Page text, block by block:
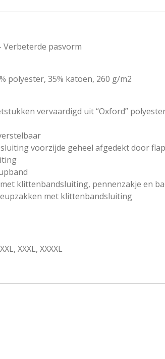
Verbeterde pasvorm
polyester, 35% katoen, 260 g/m2
vervaardigd uit “Oxford”
voorzijde geheel afgedekt door
klittenbandsluiting, pennenzakje en
met klittenbandsluiting
XXXL, XXXXL